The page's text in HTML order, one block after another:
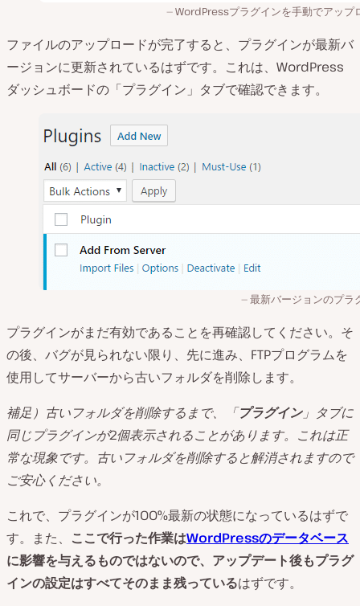
WordPressプラグインを手動でアップ
ファイルのアップロードが完了すると、プラグインが最新バ
ージョンに更新されているはずです。これは、WordPress
ダッシュボードの「プラグイン」タブで確認できます。
最新バージョンのプラ
プラグインがまだ有効であることを再確認してください。そ
の後、バグが見られない限り、先に進み、FTPプログラムを
使用してサーバーから古いフォルダを削除します。
補足）古いフォルダを削除するまで、「プラグイン」タブに
同じプラグインが2個表示されることがあります。これは正
常な現象です。古いフォルダを削除すると解消されますので
ご安心ください。
これで、プラグインが100%最新の状態になっているはずで
す。また、 ここで行った作業はWordPressのデータベース
に影響を与えるものではないので、アップデート後もプラグ
インの設定はすべてそのまま残っているはずです。